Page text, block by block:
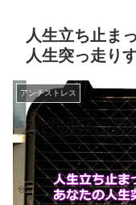
人生立ち止ま
人生突っ走り
アンチストレス